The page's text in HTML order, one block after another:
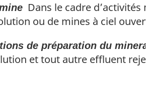
Dans le cadre
ou de mines à ciel
de préparation du
et tout autre effluent